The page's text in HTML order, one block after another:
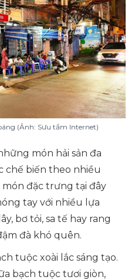
(Ảnh: Sưu tầm Internet)
món hải sản đa
chế biến theo nhiều
món đặc trưng tại đây
tay với nhiều lựa
bơ tỏi, sa tế hay rang
đà khó quên.
tuộc xoài lắc sáng tạo.
bạch tuộc tươi giòn,